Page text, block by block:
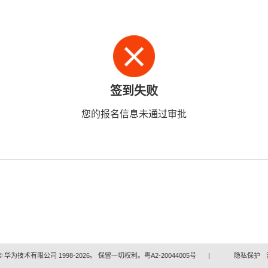
签到失败
您的报名信息未通过审批
华为技术有限公司 1998-2026。 保留一切权利。粤A2-20044005号 | 隐私保护